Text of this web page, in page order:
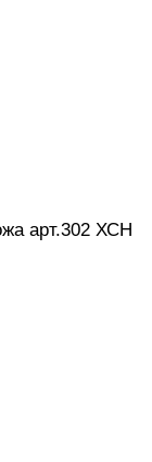
арт.302 ХСН